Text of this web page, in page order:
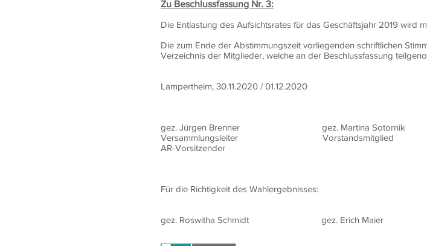
Zu Beschlussfassung Nr. 3:
Die Entlastung des Aufsichtsrates für das Geschäftsjahr 2019 wird
Die zum Ende der Abstimmungszeit vorliegenden schriftlichen
Verzeichnis der Mitglieder, welche an der Beschlussfassung
Lampertheim, 30.11.2020 / 01.12.2020
gez. Jürgen Brenner gez. Martina
Versammlungsleiter
AR-Vorsitzender
Für die Richtigkeit des Wahlergebnisses:
gez. Roswitha Schmidt gez. Erich Maier